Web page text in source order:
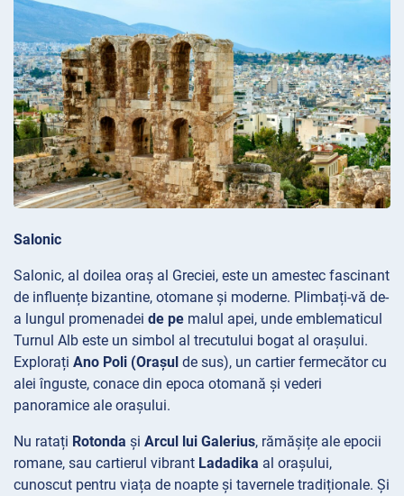
Salonic
Salonic, al doilea oraș al Greciei, este un amestec fascinant
de influențe bizantine, otomane și moderne. Plimbați-vă de-
a lungul promenadei de pe malul apei, unde emblematicul
Turnul Alb este un simbol al trecutului bogat al orașului.
Explorați Ano Poli (Orașul de sus), un cartier fermecător cu
alei înguste, conace din epoca otomană și vederi
panoramice ale orașului.
Nu ratați Rotonda și Arcul lui Galerius, rămășițe ale epocii
romane, sau cartierul vibrant Ladadika al orașului,
cunoscut pentru viața de noapte și tavernele tradiționale. Și